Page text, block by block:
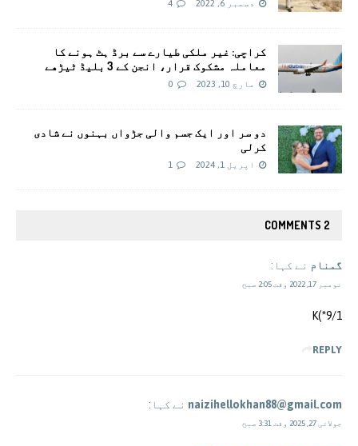
دسمبر 6, 2022 4
کراچی: غیر ملکی طیارے سے برڈ ہٹ ہونے کا
معاملہ مشکوک قرار، انجن کے 3 بلیڈ ٹیڑھے
مارچ 10, 2023 0
دو سر اور ایک جسم والی جڑواں بہنوں نے شادی
کرلی
اپریل 1, 2024 1
2 COMMENTS
گمنام نے کہا:
نومبر 17, 2022 وقت 2:05 صبح
K(*9/1
REPLY
naizihellokhan88@gmail.com نے کہا:
جولائی 27, 2025 وقت 3:31 صبح